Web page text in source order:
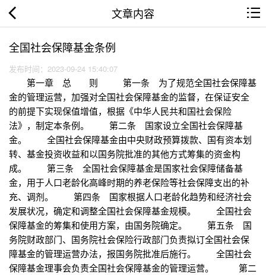
文章内容
全国社会保障基金条例
发布时间：2023-09-24 15:40:07
第一章 总 则 第一条 为了规范全国社会保障基
金的管理运营，加强对全国社会保障基金的监督，在保证安全
的前提下实现保值增值，根据《中华人民共和国社会保险
法》，制定本条例。 第二条 国家设立全国社会保障基
金。 全国社会保障基金由中央财政预算拨款、国有资本划
转、基金投资收益和以国务院批准的其他方式筹集的资金构
成。 第三条 全国社会保障基金是国家社会保障储备基
金，用于人口老龄化高峰时期的养老保险等社会保障支出的补
充、调剂。 第四条 国家根据人口老龄化趋势和经济社会
发展状况，确定和调整全国社会保障基金规模。 全国社会
保障基金的筹集和使用方案，由国务院确定。 第五条 国
务院财政部门、国务院社会保险行政部门负责拟订全国社会保
障基金的管理运营办法，报国务院批准后施行。 全国社会
保障基金理事会负责全国社会保障基金的管理运营。 第二